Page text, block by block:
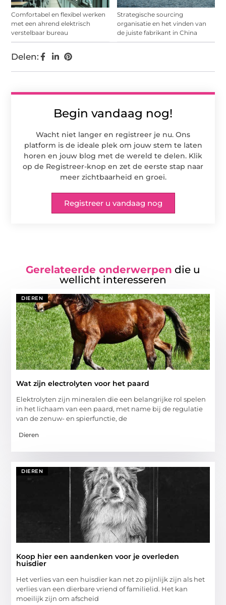
Comfortabel en flexibel werken
met een ahrend elektrisch
verstelbaar bureau
Strategische sourcing
organisatie en het vinden van
de juiste fabrikant in China
Begin vandaag nog!
Wacht niet langer en registreer je nu. Ons
platform is de ideale plek om jouw stem te laten
horen en jouw blog met de wereld te delen. Klik
op de Registreer-knop en zet de eerste stap naar
meer zichtbaarheid en groei.
Registreer u vandaag nog
Delen:
Gerelateerde onderwerpen die u
wellicht interesseren
DIEREN
Wat zijn electrolyten voor het paard
Elektrolyten zijn mineralen die een belangrijke rol spelen
in het lichaam van een paard, met name bij de regulatie
van de zenuw- en spierfunctie, de
Dieren
DIEREN
Koop hier een aandenken voor je overleden
huisdier
Het verlies van een huisdier kan net zo pijnlijk zijn als het
verlies van een dierbare vriend of familielid. Het kan
moeilijk zijn om afscheid